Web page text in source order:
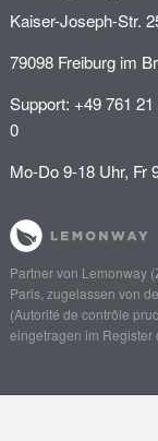
Kaiser-Joseph-Str.
79098 Freiburg im
Support: +49 761
0
Mo-Do 9-18 Uhr, Fr
Partner von Lemonway
Paris, zugelassen von
(Autorité de contrôle
eingetragen im Register